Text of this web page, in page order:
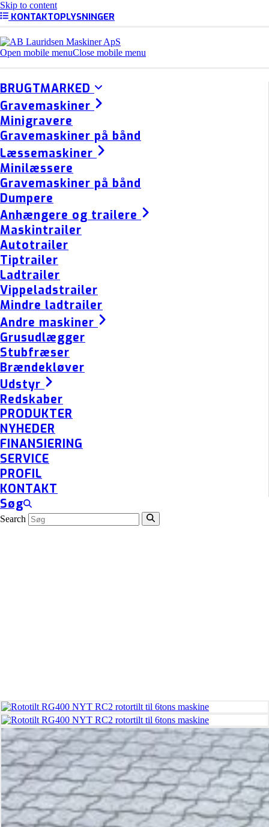
Skip to content
KONTAKTOPLYSNINGER
Open mobile menuClose mobile menu
BRUGTMARKED
Gravemaskiner
Minigravere
Gravemaskiner på bånd
Læssemaskiner
Minilæssere
Gravemaskiner på bånd
Dumpere
Anhængere og trailere
Maskintrailer
Autotrailer
Tiptrailer
Ladtrailer
Vippeladstrailer
Mindre ladtrailer
Andre maskiner
Grusudlægger
Stubfræser
Brændekløver
Udstyr
Redskaber
PRODUKTER
NYHEDER
FINANSIERING
SERVICE
PROFIL
KONTAKT
Søg
Search